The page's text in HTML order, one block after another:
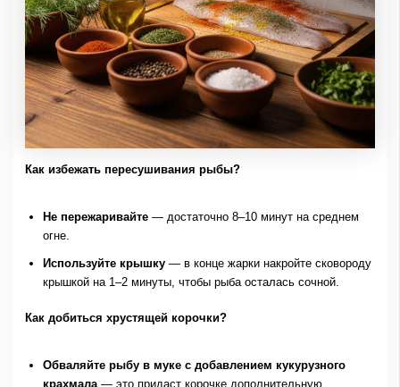
Как избежать пересушивания рыбы?
Не пережаривайте— достаточно 8–10 минут на среднем
огне.
Используйте крышку— в конце жарки накройте сковороду
крышкой на 1–2 минуты, чтобы рыба осталась сочной.
Как добиться хрустящей корочки?
Обваляйте рыбу в муке с добавлением кукурузного
крахмала— это придаст корочке дополнительную